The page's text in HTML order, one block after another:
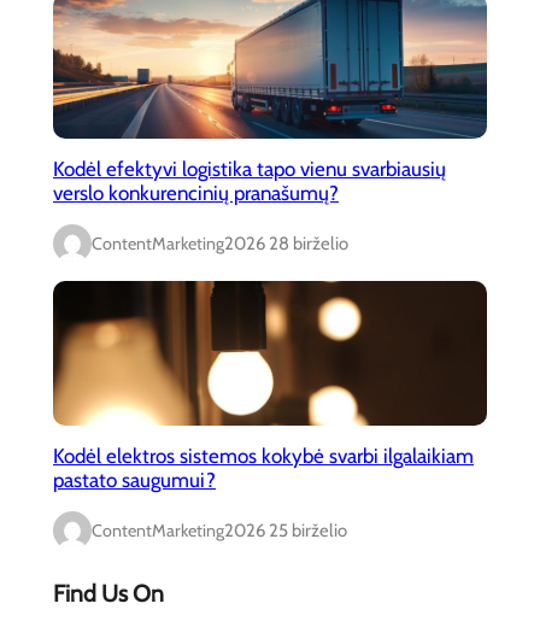
Kodėl efektyvi logistika tapo vienu svarbiausių
verslo konkurencinių pranašumų?
ContentMarketing2026 28 birželio
Kodėl elektros sistemos kokybė svarbi ilgalaikiam
pastato saugumui?
ContentMarketing2026 25 birželio
Find Us On